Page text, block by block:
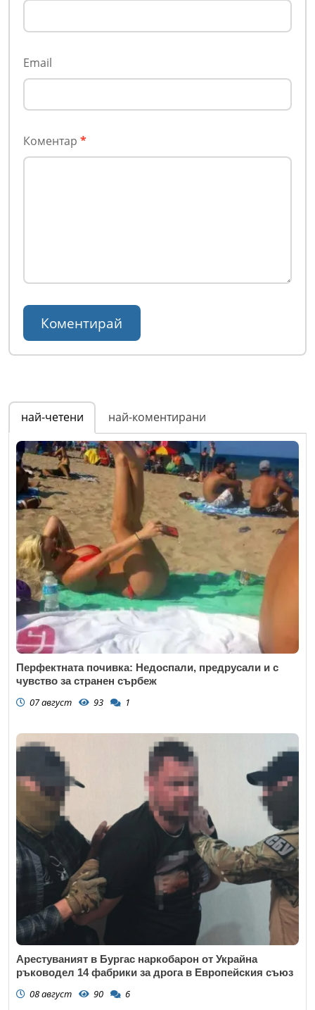
Email
Коментар *
най-четени най-коментирани
Перфектната почивка: Недоспали, предрусали и с
чувство за странен сърбеж
07 август 93 1
Арестуваният в Бургас наркобарон от Украйна
ръководел 14 фабрики за дрога в Европейския съюз
08 август 90 6